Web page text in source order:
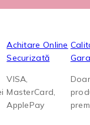
Achitare Online
Securizată
VISA,
MasterCard,
ApplePay
Doar